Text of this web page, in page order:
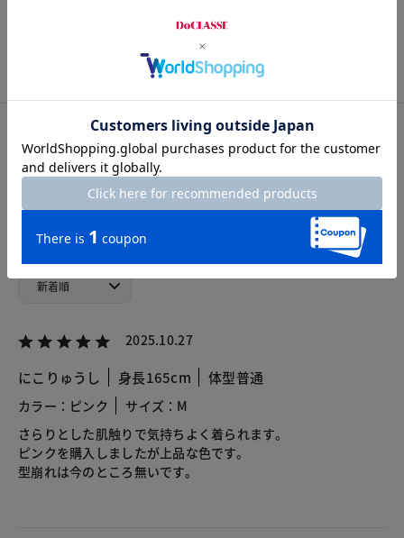
L
カスタマーレビュー
総合評価
2025.10.27
にこりゅうし 身長165cm 体型普通
カラー：ピンク
サイズ：M
さらりとした肌触りで気持ちよく着られます。
ピンクを購入しましたが上品な色です。
型崩れは今のところ無いです。